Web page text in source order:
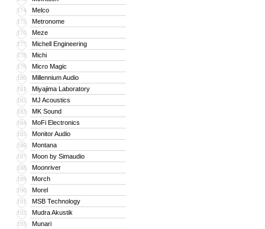
174 Melco
175 Metronome
176 Meze
177 Michell Engineering
178 Michi
179 Micro Magic
180 Millennium Audio
181 Miyajima Laboratory
182 MJ Acoustics
183 MK Sound
184 MoFi Electronics
185 Monitor Audio
186 Montana
187 Moon by Simaudio
188 Moonriver
189 Morch
190 Morel
191 MSB Technology
192 Mudra Akustik
193 Munari